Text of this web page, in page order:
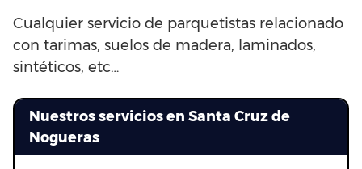
Cualquier servicio de parquetistas relacionado
con tarimas, suelos de madera, laminados,
sintéticos, etc…
Nuestros servicios en Santa Cruz de
Nogueras